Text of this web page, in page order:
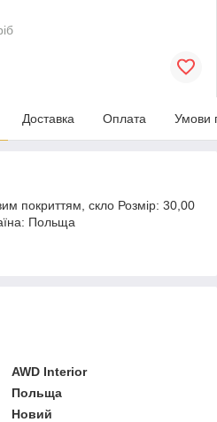
Доставка Оплата Умови
покриттям, скло Розмір: 30,00
Польща
AWD Interior
Польща
Новий